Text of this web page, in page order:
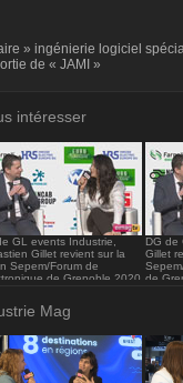
» ingénierie logiciel
de « JAMI »
intéresser
GL events Industrie,
Gillet revient sur la
Sepem/Forum de
de Grenoble 2020
DG de
Gillet
de
Mag